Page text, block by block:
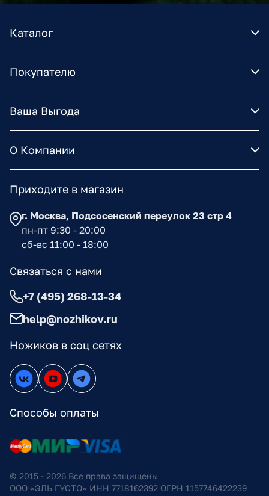
Каталог
Покупателю
Ваша Выгода
О Компании
Ножиков в соц сетях
Способы оплаты
Приходите в магазин
г. Москва, Подсосенский переулок 23 стр 4
пн-пт 9:30 - 20:00
сб-вс 11:00 - 18:00
Связаться с нами
+7 (495) 268-13-34
help@nozhikov.ru
© 2015 - 2026 Все права защищены
ООО «ЭЛЬ ГУСТО» ИНН 7718162392 ОГРН 1157746422239